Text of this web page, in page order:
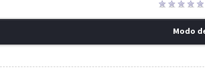
Modo